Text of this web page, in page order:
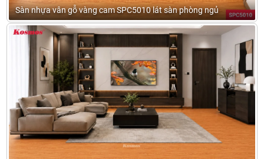
Sàn nhựa vân gỗ vàng cam SPC5010 lát sàn phòng ngủ